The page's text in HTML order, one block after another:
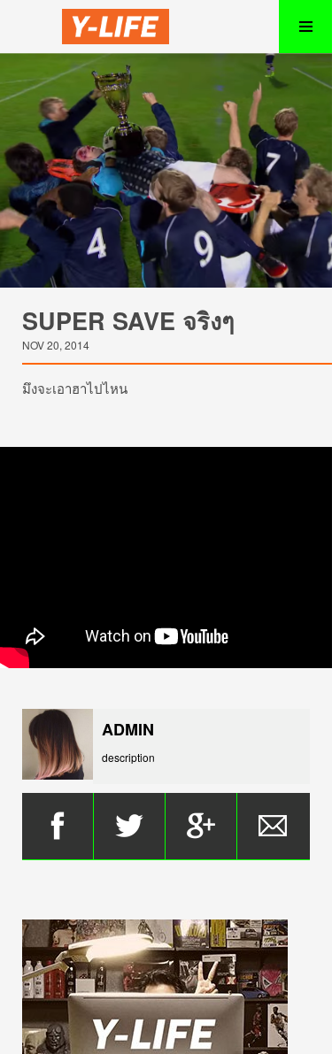
SUPER SAVE จริงๆ
NOV 20, 2014
มึงจะเอาฮาไปไหน
ADMIN
description